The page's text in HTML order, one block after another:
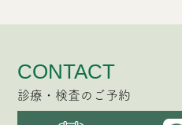
CONTACT
診療・検査のご予約